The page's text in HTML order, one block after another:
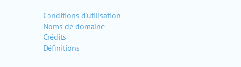
Conditions d'utilisation
Noms de domaine
Crédits
Définitions